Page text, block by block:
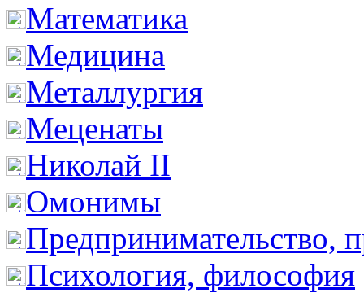
Математика
Медицина
Металлургия
Меценаты
Николай II
Омонимы
Предпринимательство,
Психология, философия